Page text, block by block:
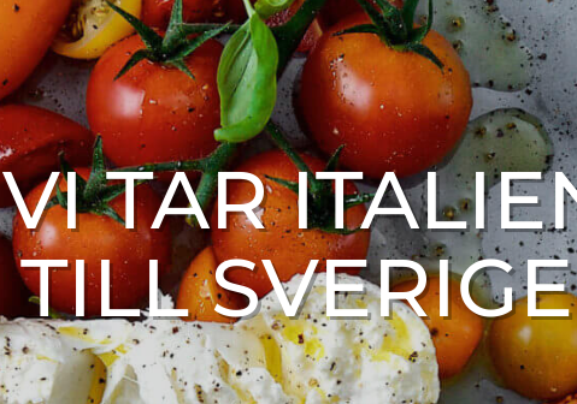
VI TAR
TILL